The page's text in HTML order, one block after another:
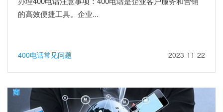
的高效便捷工具。企业...
400电话常见问题 2023-11-22